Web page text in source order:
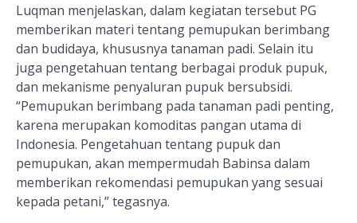
Luqman menjelaskan, dalam kegiatan tersebut PG
memberikan materi tentang pemupukan berimbang
dan budidaya, khususnya tanaman padi. Selain itu
juga pengetahuan tentang berbagai produk pupuk,
dan mekanisme penyaluran pupuk bersubsidi.
“Pemupukan berimbang pada tanaman padi penting,
karena merupakan komoditas pangan utama di
Indonesia. Pengetahuan tentang pupuk dan
pemupukan, akan mempermudah Babinsa dalam
memberikan rekomendasi pemupukan yang sesuai
kepada petani,” tegasnya.